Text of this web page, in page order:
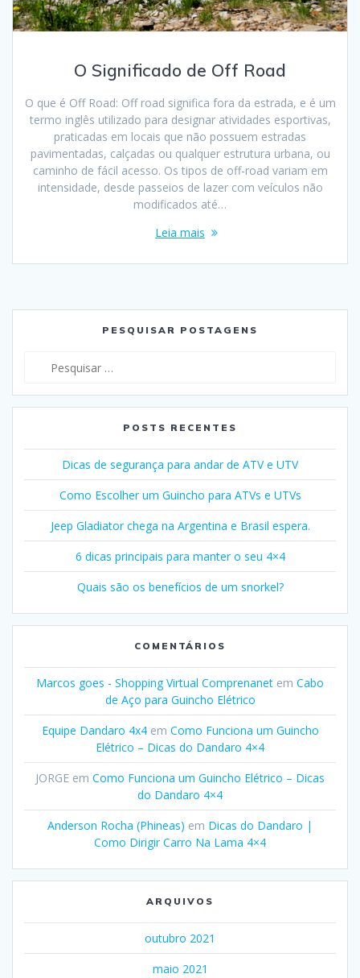
O Significado de Off Road
O que é Off Road: Off road significa fora da estrada, e é um
termo inglês utilizado para designar atividades esportivas,
praticadas em locais que não possuem estradas
pavimentadas, calçadas ou qualquer estrutura urbana, ou
caminho de fácil acesso. Os tipos de off-road variam em
intensidade, desde passeios de lazer com veículos não
modificados até…
Leia mais
PESQUISAR POSTAGENS
POSTS RECENTES
Dicas de segurança para andar de ATV e UTV
Como Escolher um Guincho para ATVs e UTVs
Jeep Gladiator chega na Argentina e Brasil espera.
6 dicas principais para manter o seu 4×4
Quais são os benefícios de um snorkel?
COMENTÁRIOS
Marcos goes - Shopping Virtual Comprenanet em Cabo
de Aço para Guincho Elétrico
Equipe Dandaro 4x4em Como Funciona um Guincho
Elétrico – Dicas do Dandaro 4×4
JORGE em Como Funciona um Guincho Elétrico – Dicas
do Dandaro 4×4
Anderson Rocha (Phineas) em Dicas do Dandaro |
Como Dirigir Carro Na Lama 4×4
ARQUIVOS
outubro 2021
maio 2021